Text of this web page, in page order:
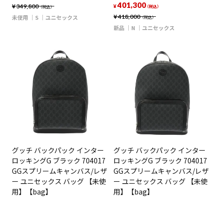
¥349,800（税込）
未使用 S ユニセックス ¥418,000（税込）
¥401,300（税込）
新品 N ユニセックス
グッチ バックパック インター
ロッキングG ブラック 704017
GGスプリームキャンバス/レザ
ー ユニセックス バッグ 【未使
用】【bag】
グッチ バックパック インター
ロッキングG ブラック 704017
GGスプリームキャンバス/レザ
ー ユニセックス バッグ 【未使
用】【bag】